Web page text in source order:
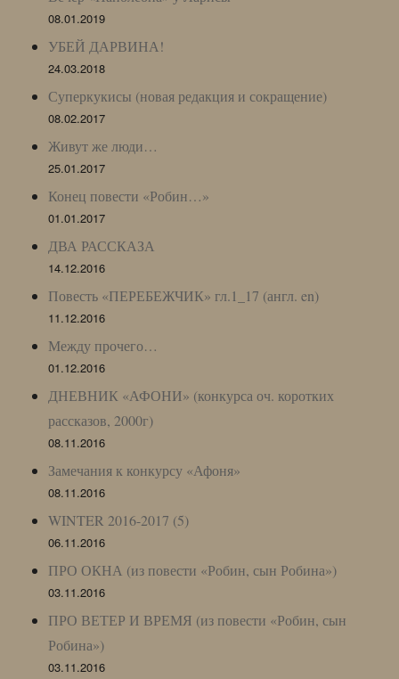
08.01.2019
УБЕЙ ДАРВИНА!
24.03.2018
Суперкукисы (новая редакция и сокращение)
08.02.2017
Живут же люди…
25.01.2017
Конец повести «Робин…»
01.01.2017
ДВА РАССКАЗА
14.12.2016
Повесть «ПЕРЕБЕЖЧИК» гл.1_17 (англ. en)
11.12.2016
Между прочего…
01.12.2016
ДНЕВНИК «АФОНИ» (конкурса оч. коротких
рассказов, 2000г)
08.11.2016
Замечания к конкурсу «Афоня»
08.11.2016
WINTER 2016-2017 (5)
06.11.2016
ПРО ОКНА (из повести «Робин, сын Робина»)
03.11.2016
ПРО ВЕТЕР И ВРЕМЯ (из повести «Робин, сын
Робина»)
03.11.2016